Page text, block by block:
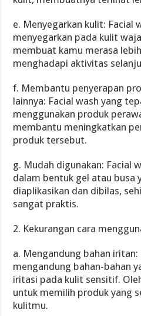
e. Menyegarkan kulit: Facial
menyegarkan pada kulit
membuat kamu merasa
menghadapi aktivitas
f. Membantu penyerapan
lainnya: Facial wash yang
menggunakan produk
membantu meningkatkan
produk tersebut.
g. Mudah digunakan: Facial
dalam bentuk gel atau busa
diaplikasikan dan dibilas,
sangat praktis.
2. Kekurangan cara
a. Mengandung bahan
mengandung bahan-bahan
iritasi pada kulit sensitif.
untuk memilih produk yang
kulitmu.